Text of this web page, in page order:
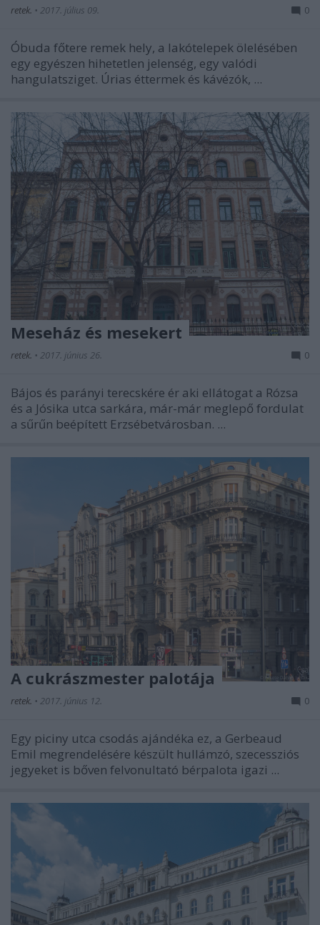
retek. • 2017. július 09. 0
Óbuda főtere remek hely, a lakótelepek ölelésében
egy egyészen hihetetlen jelenség, egy valódi
hangulatsziget. Úrias éttermek és kávézók, ...
Meseház és mesekert
retek. • 2017. június 26. 0
Bájos és parányi terecskére ér aki ellátogat a Rózsa
és a Jósika utca sarkára, már-már meglepő fordulat
a sűrűn beépített Erzsébetvárosban. ...
A cukrászmester palotája
retek. • 2017. június 12. 0
Egy piciny utca csodás ajándéka ez, a Gerbeaud
Emil megrendelésére készült hullámzó, szecessziós
jegyeket is bőven felvonultató bérpalota igazi ...